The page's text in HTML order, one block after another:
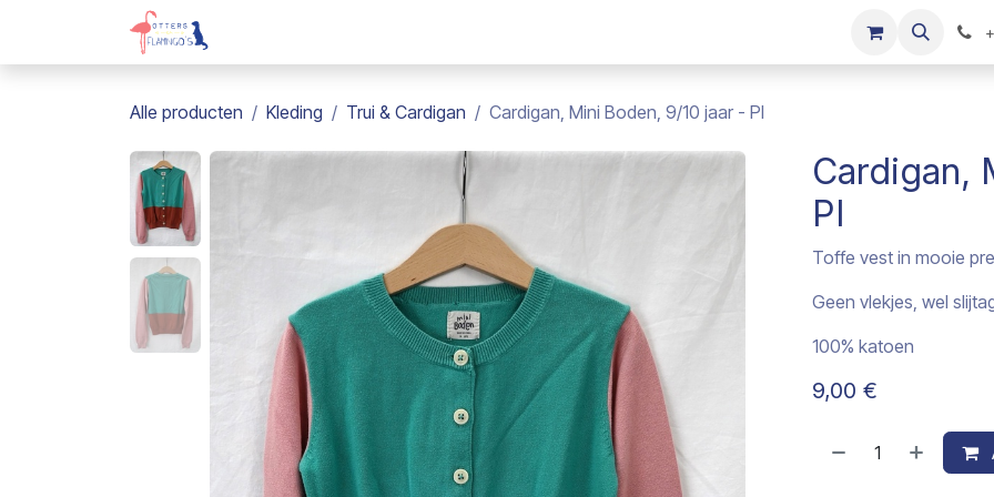
Overslaan naar inhoud
Alle producten Kleding Trui & Cardigan Cardigan, Mini Boden, 9/10 jaar - PI
Cardigan,
PI
Toffe vest in mooie
Geen vlekjes, wel
100% katoen
9,00 €